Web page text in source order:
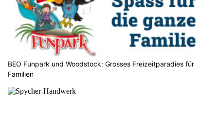
BEO Funpark und Woodstock: Grosses Freizeitparadies für
Familien